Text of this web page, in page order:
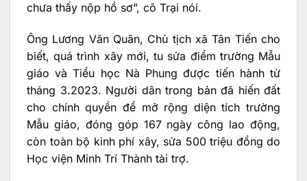
chưa thấy nộp hồ sơ”, cô Trại nói.
Ông Lương Văn Quân, Chủ tịch xã Tân Tiến cho
biết, quá trình xây mới, tu sửa điểm trường Mẫu
giáo và Tiểu học Nà Phung được tiến hành từ
tháng 3.2023. Người dân trong bản đã hiến đất
cho chính quyền để mở rộng diện tích trường
Mẫu giáo, đóng góp 167 ngày công lao động,
còn toàn bộ kinh phí xây, sửa 500 triệu đồng do
Học viện Minh Trí Thành tài trợ.